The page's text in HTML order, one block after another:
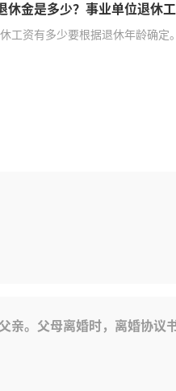
休金是多少？事业单位退休工
工资有多少要根据退休年龄确定
把我抚养到18岁，但在他们离婚的几年里，我母亲没有抚养我，